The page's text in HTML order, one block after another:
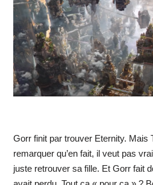
Gorr finit par trouver Eternity. Mais
remarquer qu’en fait, il veut pas
juste retrouver sa fille. Et Gorr fait